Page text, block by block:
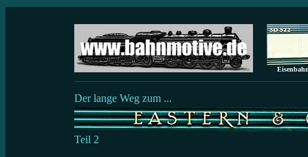
Der lange Weg zum ...
Teil 2